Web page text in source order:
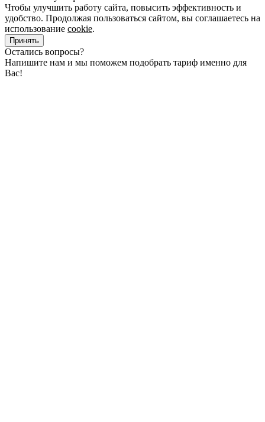
Чтобы улучшить работу сайта, повысить эффективность и
удобство. Продолжая пользоваться сайтом, вы соглашаетесь на
использование cookie.
Принять
Остались вопросы?
Напишите нам и мы поможем подобрать тариф именно для
Вас!